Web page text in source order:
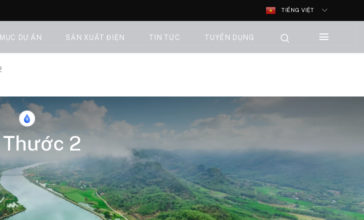
TIẾNG VIỆT
DỰ ÁN SẢN XUẤT ĐIỆN TIN TỨC TUYỂN DỤNG
Thước 2